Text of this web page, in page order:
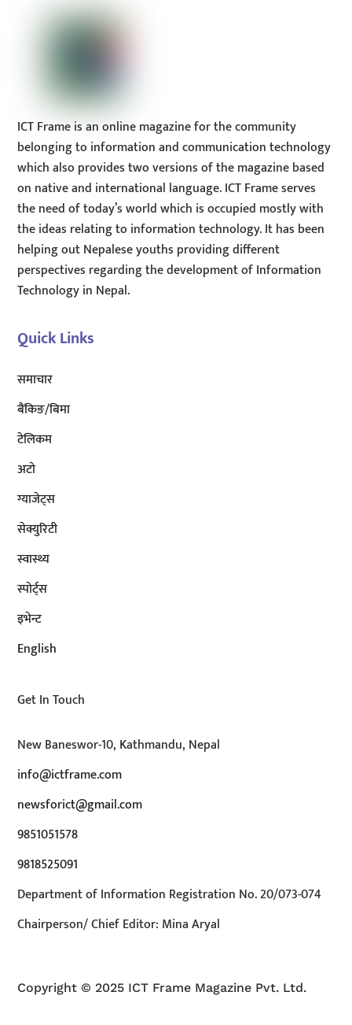
ICT Frame is an online magazine for the community
belonging to information and communication technology
which also provides two versions of the magazine based
on native and international language. ICT Frame serves
the need of today’s world which is occupied mostly with
the ideas relating to information technology. It has been
helping out Nepalese youths providing different
perspectives regarding the development of Information
Technology in Nepal.
Quick Links
समाचार
बैंकिङ/बिमा
टेलिकम
अटाे
ग्याजेट्स
सेक्युरिटी
स्वास्थ्य
स्पोर्ट्स
इभेन्ट
English
Get In Touch
New Baneswor-10, Kathmandu, Nepal
info@ictframe.com
newsforict@gmail.com
9851051578
9818525091
Department of Information Registration No. 20/073-074
Chairperson/ Chief Editor: Mina Aryal
Copyright © 2025 ICT Frame Magazine Pvt. Ltd.